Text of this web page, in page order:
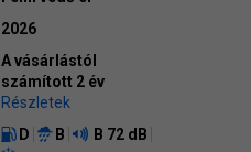
2026
A vásárlástól
számított 2 év
Részletek
D B B 72 dB